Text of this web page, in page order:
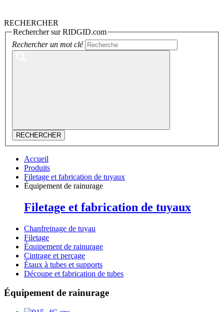
RECHERCHER
Rechercher sur RIDGID.com
Rechercher un mot clé
RECHERCHER
Accueil
Produits
Filetage et fabrication de tuyaux
Équipement de rainurage
Filetage et fabrication de tuyaux
Chanfreinage de tuyau
Filetage
Équipement de rainurage
Cintrage et perçage
Étaux à tubes et supports
Découpe et fabrication de tubes
Équipement de rainurage